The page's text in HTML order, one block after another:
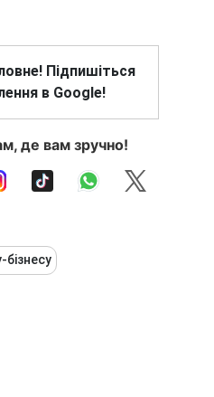
Підпишіться
в Google!
де вам зручно!